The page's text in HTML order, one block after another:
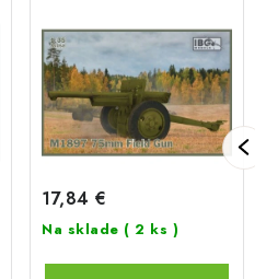
17,84 €
Na sklade ( 2 ks )